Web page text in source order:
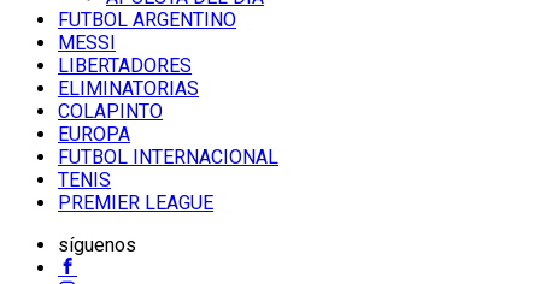
FUTBOL ARGENTINO
MESSI
LIBERTADORES
ELIMINATORIAS
COLAPINTO
EUROPA
FUTBOL INTERNACIONAL
TENIS
PREMIER LEAGUE
síguenos